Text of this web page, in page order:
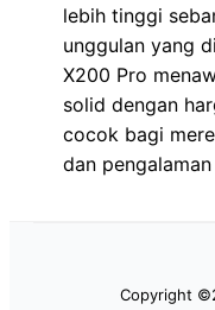
lebih tinggi
unggulan yang
X200 Pro
solid dengan
cocok bagi
dan
Copyright